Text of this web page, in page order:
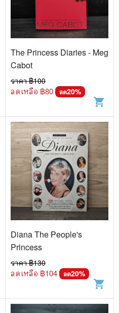
The Princess Diaries - Meg
Cabot
ราคา ฿100
ลดเหลือ ฿80 ลด20%
shopping_cart
Diana The People's
Princess
ราคา ฿130
ลดเหลือ ฿104 ลด20%
shopping_cart